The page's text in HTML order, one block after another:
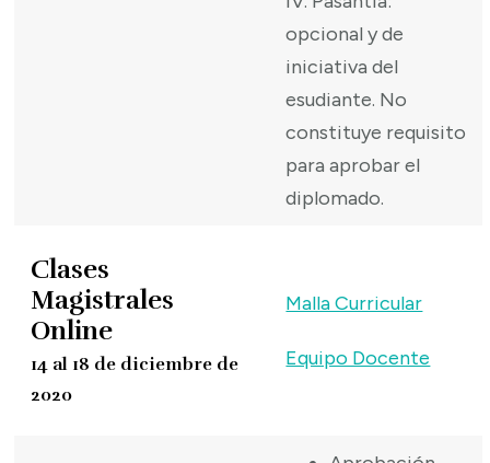
opcional y de
iniciativa del
esudiante. No
constituye requisito
para aprobar el
diplomado.
Clases
Magistrales
Online
14 al 18 de diciembre de
2020
Malla Curricular
Equipo Docente